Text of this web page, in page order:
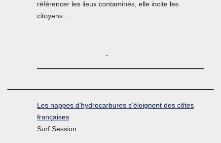
référencer les lieux contaminés, elle incite les
citoyens …
Les nappes d’hydrocarbures s’éloignent des côtes
françaises
Surf Session